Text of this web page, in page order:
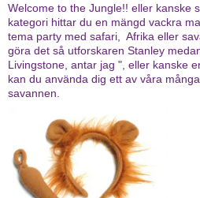
Welcome to the Jungle!! eller kanske
kategori hittar du en mängd vackra
tema party med safari, Afrika eller
göra det så utforskaren Stanley
Livingstone, antar jag ", eller kanske
kan du använda dig ett av våra
savannen.